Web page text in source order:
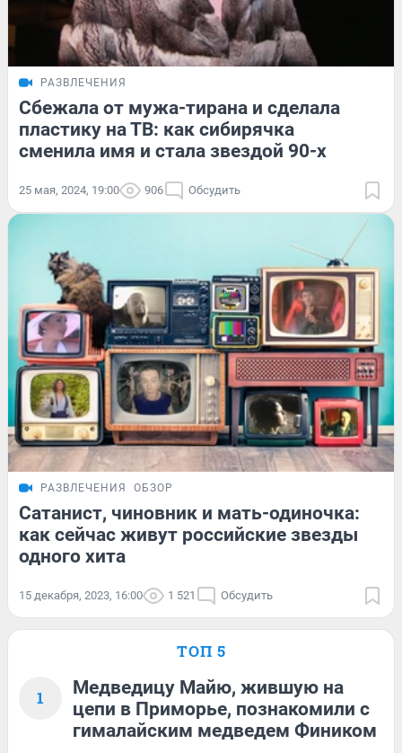
РАЗВЛЕЧЕНИЯ
Сбежала от мужа-тирана и сделала
пластику на ТВ: как сибирячка
сменила имя и стала звездой 90-х
25 мая, 2024, 19:00 906 Обсудить
РАЗВЛЕЧЕНИЯ ОБЗОР
Сатанист, чиновник и мать-одиночка:
как сейчас живут российские звезды
одного хита
15 декабря, 2023, 16:00 1 521 Обсудить
ТОП 5
1
Медведицу Майю, жившую на
цепи в Приморье, познакомили с
гималайским медведем Фиником